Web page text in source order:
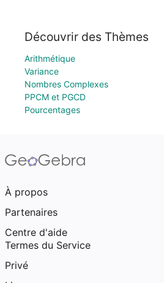
Découvrir des Thèmes
Arithmétique
Variance
Nombres Complexes
PPCM et PGCD
Pourcentages
À propos
Partenaires
Centre d'aide
Termes du Service
Privé